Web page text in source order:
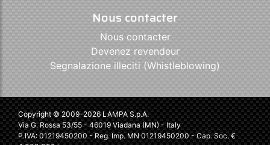
Nous contacter
Nous contacter
Devenez revendeur
Segnalazione illeciti (Whistleblowing)
Copyright © 2009-2026 LAMPA S.p.A.
Via G. Rossa 53/55 - 46019 Viadana (MN) - Italy
P.IVA: 01219450200 - Reg. Imp. MN 01219450200 - Cap. Soc. €